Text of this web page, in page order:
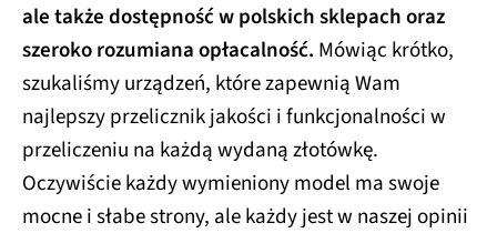
ale także dostępność w polskich sklepach oraz
szeroko rozumiana opłacalność. Mówiąc krótko,
szukaliśmy urządzeń, które zapewnią Wam
najlepszy przelicznik jakości i funkcjonalności w
przeliczeniu na każdą wydaną złotówkę.
Oczywiście każdy wymieniony model ma swoje
mocne i słabe strony, ale każdy jest w naszej opinii